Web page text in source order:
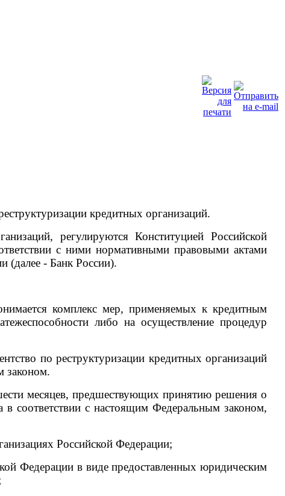
кредитных организаций.
регулируются Конституцией Российской
с ними нормативными правовыми актами
(далее - Банк России).
комплекс мер, применяемых к кредитным
либо на осуществление процедур
по реструктуризации кредитных организаций
законом.
месяцев, предшествующих принятию решения о
в соответствии с настоящим Федеральным законом,
Российской Федерации;
Федерации в виде предоставленных юридическим